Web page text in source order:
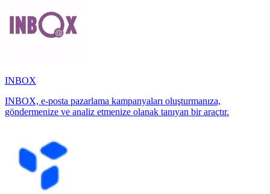
INBOX
INBOX, e-posta pazarlama kampanyaları oluşturmanıza,
göndermenize ve analiz etmenize olanak tanıyan bir araçtır.